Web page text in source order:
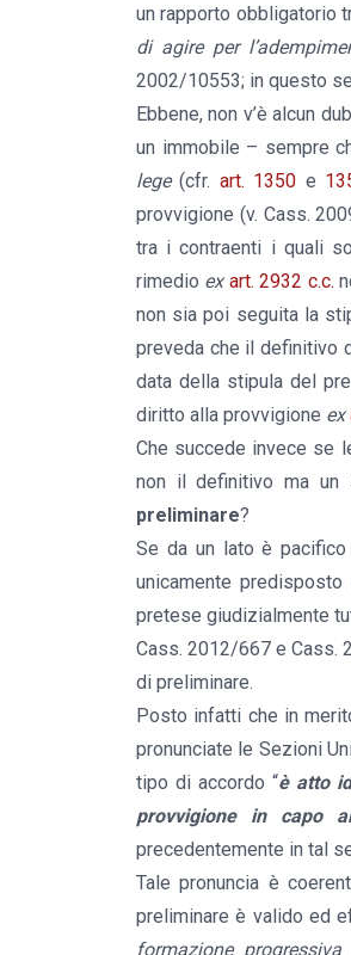
un rapporto obbligatorio
di agire per
2002/10553; in questo
Ebbene, non v’è alcun
un immobile – sempre
lege(cfr. art. 1350 e
provvigione (v. Cass.
tra i contraenti i quali
rimedio ex art. 2932 c.c.
non sia poi seguita la
preveda che il definitivo
data della stipula del
diritto alla provvigione ex
Che succede invece se
non il definitivo ma un
preliminare?
Se da un lato è pacifico
unicamente
pretese giudizialmente
Cass. 2012/667 e Cass.
di preliminare.
Posto infatti che in
pronunciate le Sezioni
tipo di accordo “è atto
provvigione in capo
precedentemente in tal
Tale pronuncia è
preliminare è valido ed
formazione